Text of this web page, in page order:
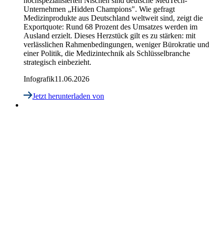
Unternehmen „Hidden Champions". Wie gefragt
Medizinprodukte aus Deutschland weltweit sind, zeigt die
Exportquote: Rund 68 Prozent des Umsatzes werden im
Ausland erzielt. Dieses Herzstück gilt es zu stärken: mit
verlässlichen Rahmenbedingungen, weniger Bürokratie und
einer Politik, die Medizintechnik als Schlüsselbranche
strategisch einbezieht.
Infografik11.06.2026
Jetzt herunterladen von